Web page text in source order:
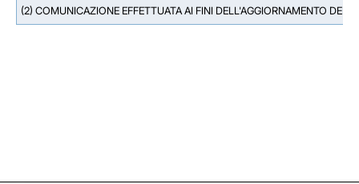
(2) COMUNICAZIONE EFFETTUATA AI FINI DELL'AGGIORNAMENTO